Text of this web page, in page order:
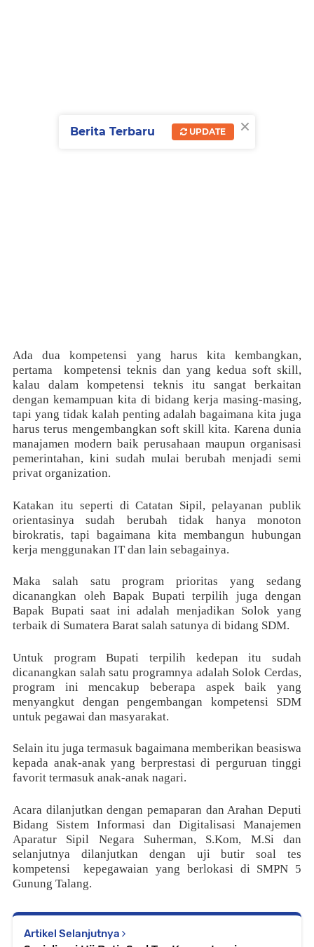
Ada dua kompetensi yang harus kita kembangkan,
pertama
kompetensi teknis dan yang kedua soft skill,
kalau dalam kompetensi teknis itu sangat berkaitan
dengan kemampuan kita di bidang kerja masing-masing,
tapi yang tidak kalah penting adalah bagaimana kita juga
harus terus mengembangkan soft skill kita. Karena dunia
manajamen modern baik perusahaan maupun organisasi
pemerintahan, kini sudah mulai berubah menjadi semi
privat organization.
Katakan itu seperti di Catatan Sipil, pelayanan publik
orientasinya sudah berubah tidak hanya monoton
birokratis, tapi bagaimana kita membangun hubungan
kerja menggunakan IT dan lain sebagainya.
Maka salah satu program prioritas yang sedang
dicanangkan oleh Bapak Bupati terpilih juga dengan
Bapak Bupati saat ini adalah menjadikan Solok yang
terbaik di Sumatera Barat salah satunya di bidang SDM.
Untuk program Bupati terpilih kedepan itu sudah
dicanangkan salah satu programnya adalah Solok Cerdas,
program ini mencakup beberapa aspek baik yang
menyangkut dengan pengembangan kompetensi SDM
untuk pegawai dan masyarakat.
Selain itu juga termasuk bagaimana memberikan beasiswa
kepada anak-anak yang berprestasi di perguruan tinggi
favorit termasuk anak-anak nagari.
Acara dilanjutkan dengan pemaparan dan Arahan Deputi
Bidang Sistem Informasi dan Digitalisasi Manajemen
Aparatur Sipil Negara Suherman, S.Kom, M.Si dan
selanjutnya dilanjutkan dengan uji butir soal tes
kompetensi
kepegawaian yang berlokasi di SMPN 5
Gunung Talang.
Artikel Selanjutnya
×
Berita Terbaru UPDATE